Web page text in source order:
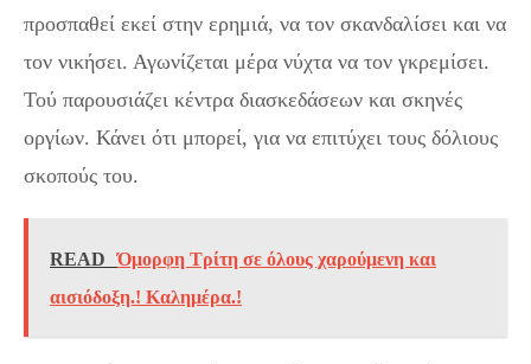
προσπαθεί εκεί στην ερημιά, να τον σκανδαλίσει και να
τον νικήσει. Αγωνίζεται μέρα νύχτα να τον γκρεμίσει.
Τού παρουσιάζει κέντρα διασκεδάσεων και σκηνές
οργίων. Κάνει ότι μπορεί, για να επιτύχει τους δόλιους
σκοπούς του.
READ
Όμορφη Τρίτη σε όλους χαρούμενη και
αισιόδοξη.! Καλημέρα.!